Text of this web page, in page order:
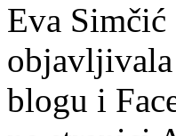
Eva Simčić
objavljivala
blogu i